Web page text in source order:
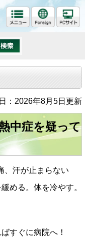
：2026年8月5日更新
中症を疑って
、汗が止まらない
る。体を冷やす。
ぐに病院へ！